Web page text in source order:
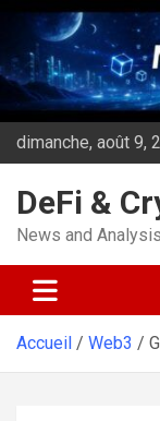
Aller
contenu
dimanche, août 9,
DeFi &
News and Analysis
Accueil Web3